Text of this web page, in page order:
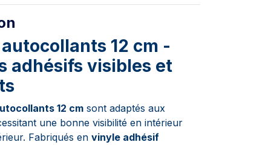
12 cm -
adhésifs visibles et
12 cm sont adaptés aux
une bonne visibilité en intérieur
Fabriqués en vinyle adhésif